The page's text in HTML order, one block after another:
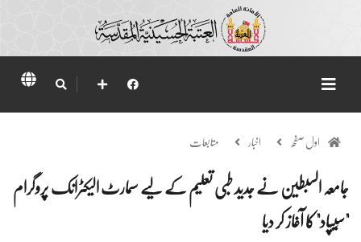
اول صفحہ اخبار متابعات
جامعہ السبطین نے جدید طبی تعلیم کے لیے سمارٹ الیکٹرانک پروگرام
"سِیپاد" کا آغاز کر دیا